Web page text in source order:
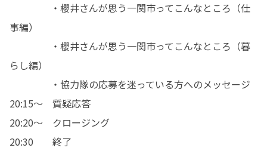
・櫻井さんが思う一関市ってこんなところ（仕
事編）
・櫻井さんが思う一関市ってこんなところ（暮
らし編）
・協力隊の応募を迷っている方へのメッセージ
20:15〜　質疑応答
20:20〜　クロージング
20:30　　終了